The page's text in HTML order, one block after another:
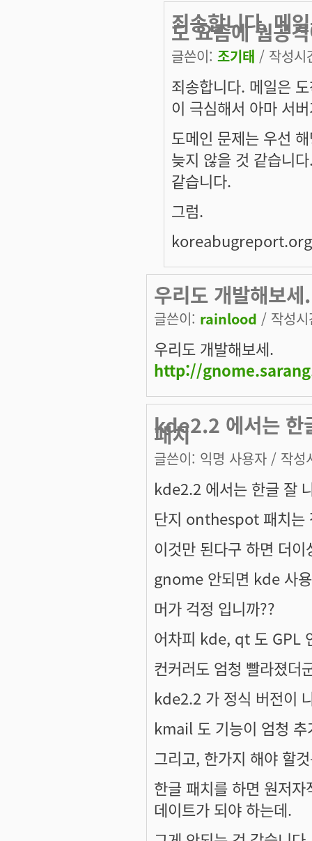
죄송합니다. 메
도 요즘에 웜공
글쓴이: 조기태 / 작성
죄송합니다. 메일은
이 극심해서 아마 서
도메인 문제는 우선
늦지 않을 것 같습니
같습니다.
그럼.
koreabugreport.org
우리도 개발해
글쓴이: rainlood / 작성
우리도 개발해보세.
http://
kde2.2 에서는
패치
글쓴이: 익명 사용자 / 작성
kde2.2 에서는 한글 잘
단지 onthespot 패치는
이것만 된다구 하면 더
gnome 안되면 kde 사
머가 걱정 입니까??
어차피 kde, qt 도 GPL
컨커러도 엄청 빨라졌더
kde2.2 가 정식 버전이
kmail 도 기능이 엄청 추
그리고, 한가지 해야 할
한글 패치를 하면 원저
데이트가 되야 하는데.